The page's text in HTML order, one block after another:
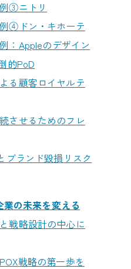
③ニトリ
④ドン・キホーテ
：Appleのデザイン
的PoD
る顧客ロイヤルテ
させるためのフレ
ブランド毀損リスク
業の未来を変える
戦略設計の中心に
戦略の第一歩を